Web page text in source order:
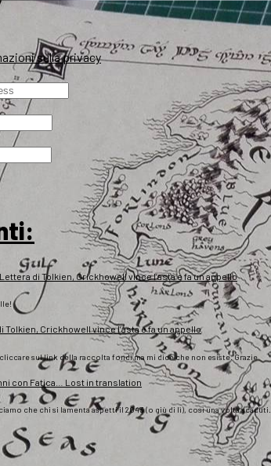
sulla privacy
Lettera di Tolkien, Crickhowell vince l’asta e fa un appello
Tolkien, Crickhowell vince l’asta e fa un appello
sul link della raccolta fondi ma mi dice che non esiste. Grazie
con Fatica… Lost in translation
che chi si lamenta aspetti il 2043 (o giù di lì), così una volta scaduti…